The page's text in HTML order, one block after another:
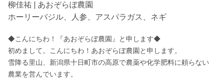
柳佳祐 | あおぞらぼ農園
ホーリーバジル、人参、アスパラガス、ネギ
◆こんにちわ！『あおぞらぼ農園』と申します◆
初めまして。こんにちわ！あおぞらぼ農園と申します。
雪降る里山、新潟県十日町市の高原で農薬や化学肥料に頼らない
農業を営んでいます。